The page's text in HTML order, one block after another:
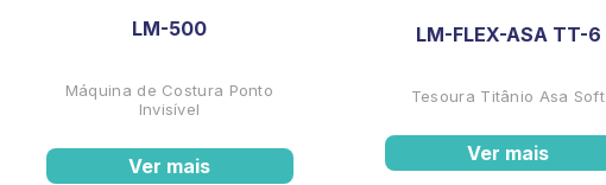
LM-500
Máquina de Costura Ponto
Invisível
Ver mais
LM-FLEX-ASA TT-6
Tesoura Titânio Asa Soft
Ver mais